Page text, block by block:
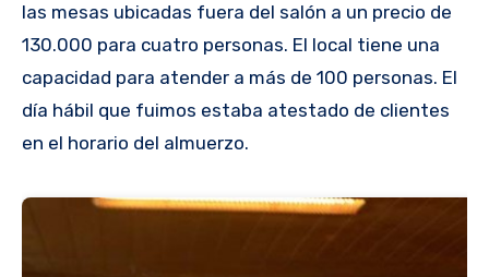
las mesas ubicadas fuera del salón a un precio de
130.000 para cuatro personas. El local tiene una
capacidad para atender a más de 100 personas. El
día hábil que fuimos estaba atestado de clientes
en el horario del almuerzo.